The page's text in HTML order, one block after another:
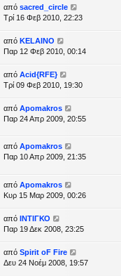
από sacred_circle
Τρί 16 Φεβ 2010, 22:23
από KELAINO
Παρ 12 Φεβ 2010, 00:14
από Acid{RFE}
Τρί 09 Φεβ 2010, 19:30
από Apomakros
Παρ 24 Απρ 2009, 20:55
από Apomakros
Παρ 10 Απρ 2009, 21:35
από Apomakros
Κυρ 15 Μαρ 2009, 00:26
από ΙΝΤΙΓΚΟ
Παρ 19 Δεκ 2008, 23:25
από Spirit oF Fire
Δευ 24 Νοέμ 2008, 19:57